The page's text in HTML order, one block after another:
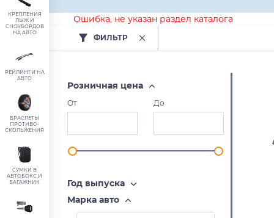
КРЕПЛЕНИЯ
ЛЫЖ И
СНОУБОРДОВ
НА АВТО
РЕЙЛИНГИ НА
АВТО
БРАСЛЕТЫ
ПРОТИВО-
СКОЛЬЖЕНИЯ
СУМКИ В
АВТОБОКС И
БАГАЖНИК
Ошибка, не указан раздел каталога
ФИЛЬТР
Розничная цена
От До
Год выпуска
Марка авто